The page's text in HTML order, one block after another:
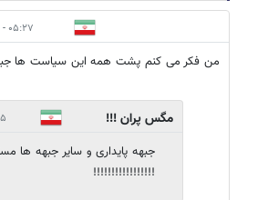
۰۵:۲۷ - ۱۴۰۲/۱۲/۰۲
من فکر می کنم پشت همه این سیاست ها جبهه
مگس پران !!!
جبهه پایداری و سایر جبهه ها
!!!!!!!!!!!!!!!!!